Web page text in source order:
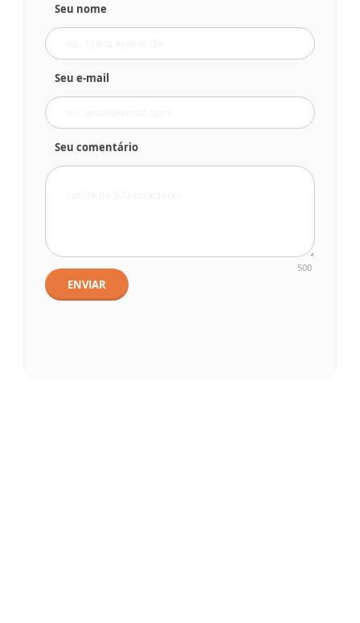
Seu nome
Seu e-mail
Seu comentário
500
ENVIAR